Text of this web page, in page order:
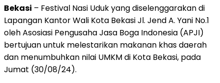
Bekasi – Festival Nasi Uduk yang diselenggarakan di
Lapangan Kantor Wali Kota Bekasi Jl. Jend A. Yani No.1
oleh Asosiasi Pengusaha Jasa Boga Indonesia (APJI)
bertujuan untuk melestarikan makanan khas daerah
dan menumbuhkan nilai UMKM di Kota Bekasi, pada
Jumat (30/08/24).